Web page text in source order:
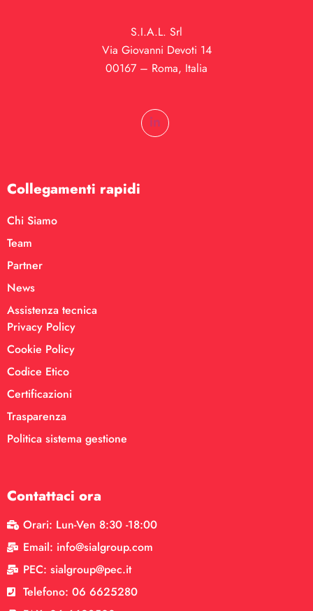
S.I.A.L. Srl
Via Giovanni Devoti 14
00167 – Roma, Italia
Collegamenti rapidi
Chi Siamo
Team
Partner
News
Assistenza tecnica
Privacy Policy
Cookie Policy
Codice Etico
Certificazioni
Trasparenza
Politica sistema gestione
Contattaci ora
Orari: Lun-Ven 8:30 -18:00
Email: info@sialgroup.com
PEC: sialgroup@pec.it
Telefono: 06 6625280